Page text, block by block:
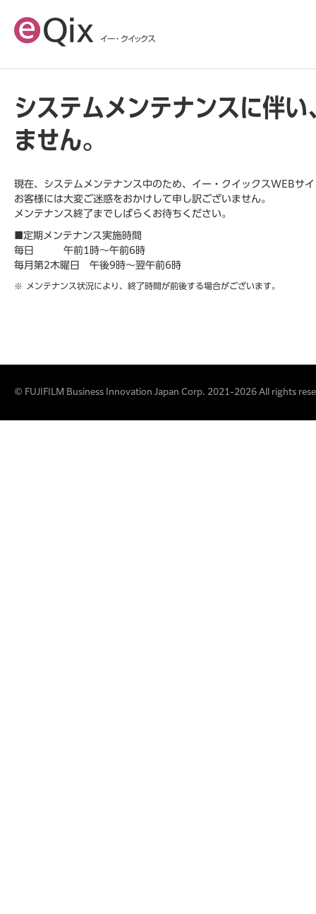
システムメンテナンスに伴
ません。
現在、システムメンテナンス中のため、イー・クイックスWEBサ
お客様には大変ご迷惑をおかけして申し訳ございません。
メンテナンス終了までしばらくお待ちください。
■定期メンテナンス実施時間
毎日 午前1時～午前6時
毎月第2木曜日 午後9時～翌午前6時
メンテナンス状況により、終了時間が前後する場合がございます。
© FUJIFILM Business Innovation Japan Corp. 2021-2026 All rights